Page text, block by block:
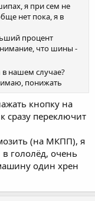
я при сем не
нет пока, я в
процент
что шины -
в нашем случае?
понижать
кнопку на
сразу переключит
(на МКПП), я
гололёд, очень
один хрен